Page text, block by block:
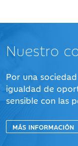
Nuestro
Por una
igualdad de
sensible con las
MÁS INFORMACIÓN